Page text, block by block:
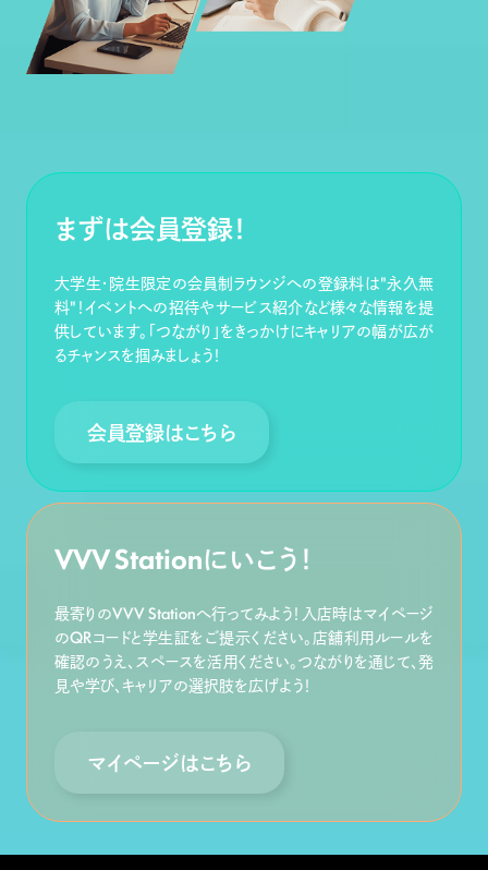
まずは会員登録！
大学生・院生限定の会員制ラウンジへの登録料は"永久無
料"！イベントへの招待やサービス紹介など様々な情報を提
供しています。「つながり」をきっかけにキャリアの幅が広が
るチャンスを掴みましょう！
会員登録はこちら
VVV Stationにいこう！
最寄りのVVV Stationへ行ってみよう！入店時はマイページ
のQRコードと学生証をご提示ください。店舗利用ルールを
確認のうえ、スペースを活用ください。つながりを通じて、発
見や学び、キャリアの選択肢を広げよう！
マイページはこちら